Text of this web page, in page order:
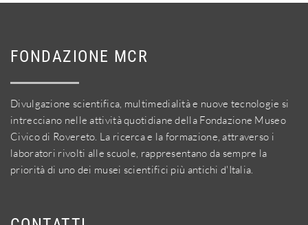
FONDAZIONE MCR
Divulgazione scientifica, multimedialità e nuove tecnologie si
intrecciano nelle attività quotidiane della Fondazione Museo
Civico di Rovereto. La ricerca e la formazione, attraverso i
laboratori rivolti alle scuole, rappresentano da sempre la
priorità di uno dei musei scientifici più antichi d'Italia.